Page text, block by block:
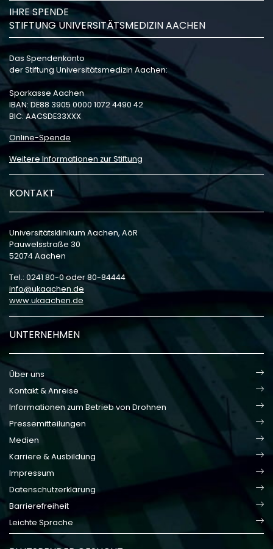
IHRE SPENDE
STIFTUNG UNIVERSITÄTSMEDIZIN AACHEN
Das Spendenkonto
der Stiftung Universitätsmedizin Aachen:
Sparkasse Aachen
IBAN: DE88 3905 0000 1072 4490 42
BIC: AACSDE33XXX
Online-Spende
Weitere Informationen zur Stiftung
KONTAKT
Universitätsklinikum Aachen, AöR
Pauwelsstraße 30
52074 Aachen
Tel.: 0241 80-0 oder 80-84444
info
ukaachen de
www.ukaachen.de
UNTERNEHMEN
Über uns
Kontakt & Anreise
Informationen zum Betrieb von Drohnen
Pressemitteilungen
Medien
Karriere & Ausbildung
Impressum
Datenschutzerklärung
Barrierefreiheit
Leichte Sprache